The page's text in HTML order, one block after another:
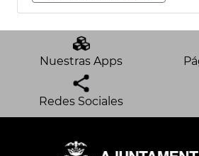
Nuestras Apps
Redes Sociales